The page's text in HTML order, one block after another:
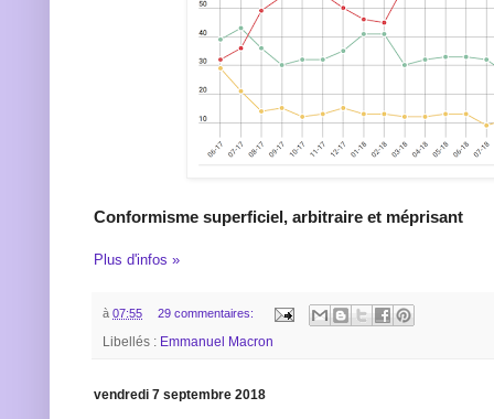
Conformisme superficiel, arbitraire et méprisant
Plus d'infos »
à 07:55 29 commentaires:
Libellés : Emmanuel Macron
vendredi 7 septembre 2018